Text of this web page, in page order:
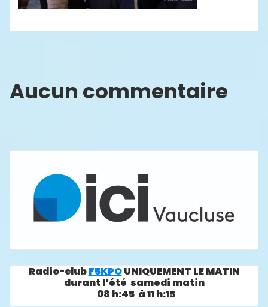
Aucun commentaire
Radio-clubF5KPOUNIQUEMENT LE MATIN
durant l’été samedi matin
08 h:45 à 11 h:15